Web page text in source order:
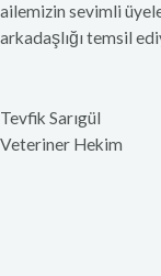
ailemizin sevimli
arkadaşlığı temsil
Tevfik Sarıgül
Veteriner Hekim